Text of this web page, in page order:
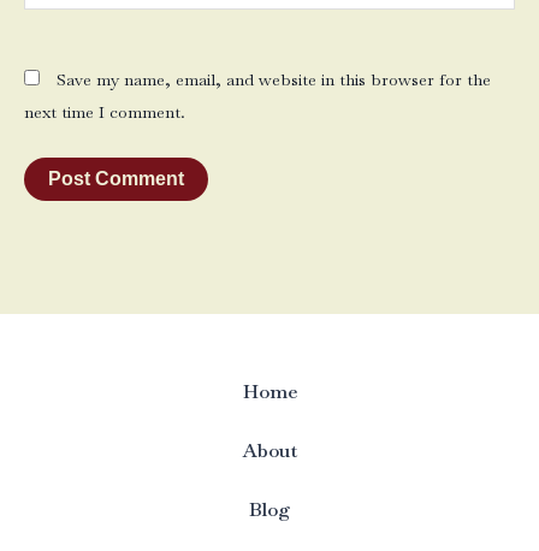
Save my name, email, and website in this browser for the
next time I comment.
Home
About
Blog